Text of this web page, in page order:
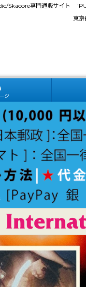
Skacore専門通販サイト
東
ジ